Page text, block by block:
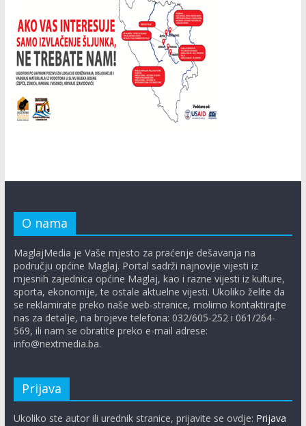
O nama
MaglajMedia je Vaše mjesto za praćenje dešavanja na
području općine Maglaj. Portal sadrži najnovije vijesti iz
mjesnih zajednica općine Maglaj, kao i razne vijesti iz kulture,
sporta, ekonomije, te ostale aktuelne vijesti. Ukoliko želite da
se reklamirate preko naše web-stranice, molimo kontaktirajte
nas za detalje, na brojeve telefona: 032/605-252 i 061/264-
569, ili nam se obratite preko e-mail adrese:
info@nextmedia.ba.
Prijava
Ukoliko ste autor ili urednik stranice, prijavite se ovdje: Prijava